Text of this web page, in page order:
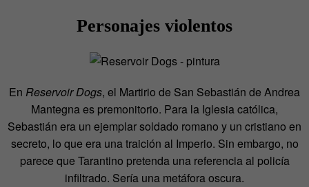
Personajes violentos
En Reservoir Dogs, el Martirio de San Sebastián de Andrea
Mantegna es premonitorio. Para la Iglesia católica,
Sebastián era un ejemplar soldado romano y un cristiano en
secreto, lo que era una traición al Imperio. Sin embargo, no
parece que Tarantino pretenda una referencia al policía
infiltrado. Sería una metáfora oscura.